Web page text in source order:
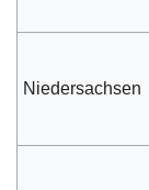
Niedersachsen